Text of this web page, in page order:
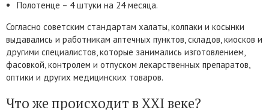
Полотенце – 4 штуки на 24 месяца.
Согласно советским стандартам халаты, колпаки и косынки
выдавались и работникам аптечных пунктов, складов, киосков и
другими специалистов, которые занимались изготовлением,
фасовкой, контролем и отпуском лекарственных препаратов,
оптики и других медицинских товаров.
Что же происходит в XXI веке?